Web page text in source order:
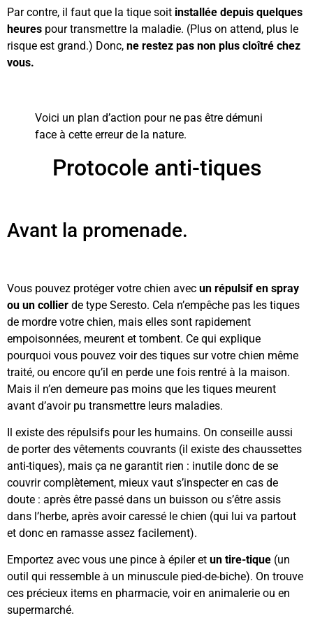
Par contre, il faut que la tique soit installée depuis quelques
heures pour transmettre la maladie. (Plus on attend, plus le
risque est grand.) Donc, ne restez pas non plus cloîtré chez
vous.
Voici un plan d’action pour ne pas être démuni
face à cette erreur de la nature.
Protocole anti-tiques
Avant la promenade.
Vous pouvez protéger votre chien avec un répulsif en spray
ou un collier de type Seresto. Cela n’empêche pas les tiques
de mordre votre chien, mais elles sont rapidement
empoisonnées, meurent et tombent. Ce qui explique
pourquoi vous pouvez voir des tiques sur votre chien même
traité, ou encore qu’il en perde une fois rentré à la maison.
Mais il n’en demeure pas moins que les tiques meurent
avant d’avoir pu transmettre leurs maladies.
Il existe des répulsifs pour les humains. On conseille aussi
de porter des vêtements couvrants (il existe des chaussettes
anti-tiques), mais ça ne garantit rien : inutile donc de se
couvrir complètement, mieux vaut s’inspecter en cas de
doute : après être passé dans un buisson ou s’être assis
dans l’herbe, après avoir caressé le chien (qui lui va partout
et donc en ramasse assez facilement).
Emportez avec vous une pince à épiler et un tire-tique (un
outil qui ressemble à un minuscule pied-de-biche). On trouve
ces précieux items en pharmacie, voir en animalerie ou en
supermarché.